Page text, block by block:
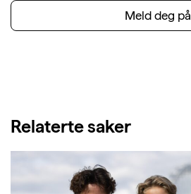
Meld deg på
Relaterte saker